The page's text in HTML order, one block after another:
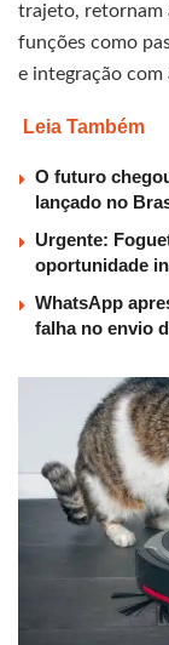
trajeto, retornam
funções como
e integração com
Leia Também
O futuro
lançado no
Urgente:
oportunidade
WhatsApp
falha no envio